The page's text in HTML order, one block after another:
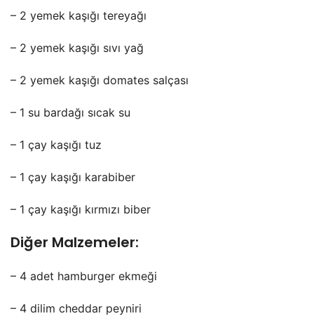
– 2 yemek kaşığı tereyağı
– 2 yemek kaşığı sıvı yağ
– 2 yemek kaşığı domates salçası
– 1 su bardağı sıcak su
– 1 çay kaşığı tuz
– 1 çay kaşığı karabiber
– 1 çay kaşığı kırmızı biber
Diğer Malzemeler:
– 4 adet hamburger ekmeği
– 4 dilim cheddar peyniri